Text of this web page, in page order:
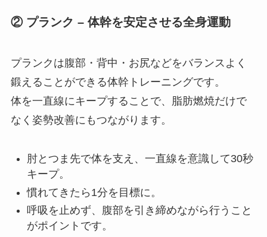
② プランク – 体幹を安定させる全身運動
プランクは腹部・背中・お尻などをバランスよく
鍛えることができる体幹トレーニングです。
体を一直線にキープすることで、脂肪燃焼だけで
なく姿勢改善にもつながります。
肘とつま先で体を支え、一直線を意識して30秒
キープ。
慣れてきたら1分を目標に。
呼吸を止めず、腹部を引き締めながら行うこと
がポイントです。